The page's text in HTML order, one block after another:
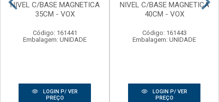
NIVEL C/BASE MAGNETICA
35CM - VOX
Código: 161441
Embalagem: UNIDADE
LOGIN P/ VER
PREÇO
NIVEL C/BASE MAGNETICA
40CM - VOX
Código: 161443
Embalagem: UNIDADE
LOGIN P/ VER
PREÇO